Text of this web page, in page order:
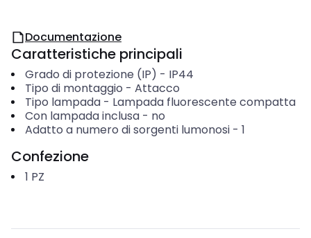
Documentazione
Caratteristiche principali
Grado di protezione (IP) - IP44
Tipo di montaggio - Attacco
Tipo lampada- Lampada fluorescente compatta
Con lampada inclusa- no
Adatto a numero di sorgenti lumonosi- 1
Confezione
1 PZ